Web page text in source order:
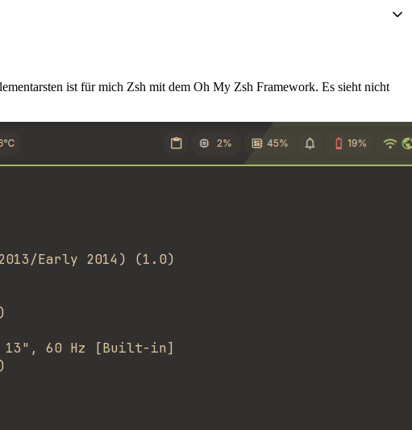
ist für mich Zsh mit dem Oh My Zsh Framework. Es sieht nicht